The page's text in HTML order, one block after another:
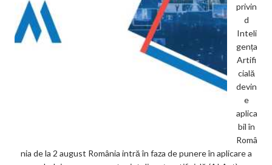
privin
d
Inteli
gența
Artifi
cială
devin
e
aplica
bil în
Româ
nia de la 2 august România intră în faza de punere în aplicare a